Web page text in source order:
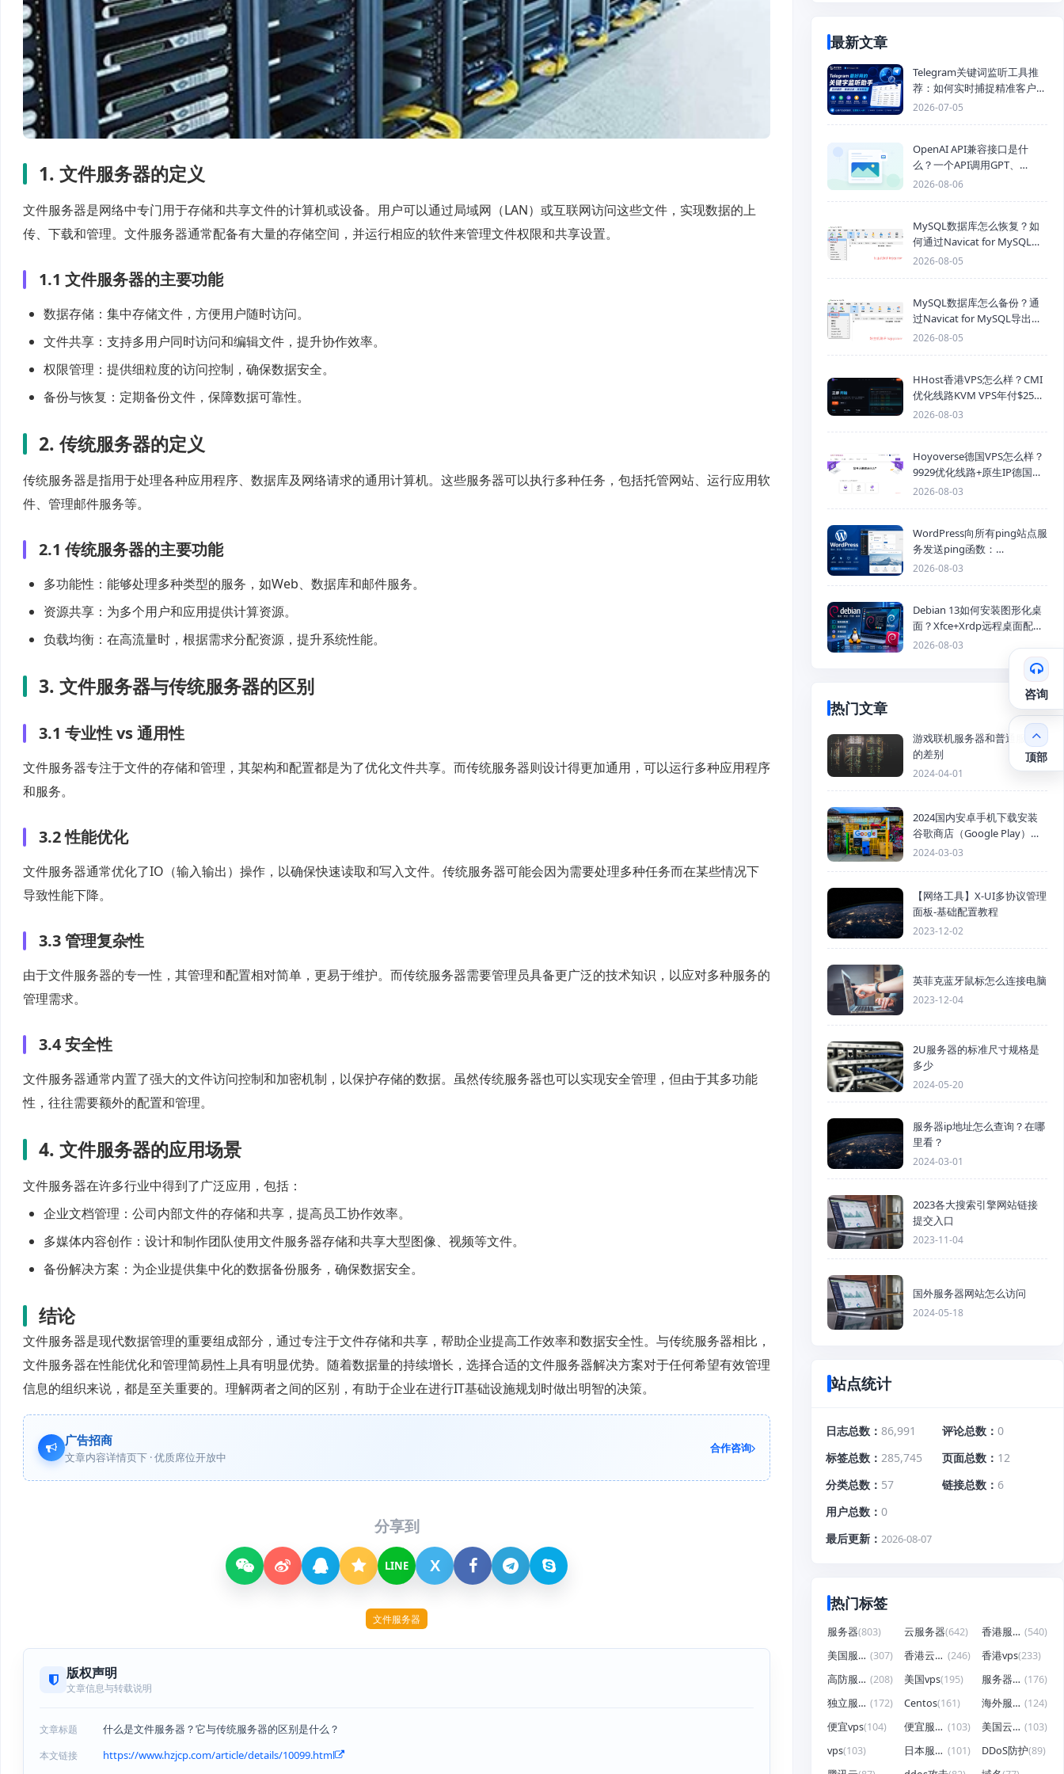
1. 文件服务器的定义
文件服务器是网络中专门用于存储和共享文件的计算机或设备。用户可以通过局域网（LAN）或互联网访问这些文件，实现数据的上
传、下载和管理。文件服务器通常配备有大量的存储空间，并运行相应的软件来管理文件权限和共享设置。
1.1 文件服务器的主要功能
数据存储：集中存储文件，方便用户随时访问。
文件共享：支持多用户同时访问和编辑文件，提升协作效率。
权限管理：提供细粒度的访问控制，确保数据安全。
备份与恢复：定期备份文件，保障数据可靠性。
2. 传统服务器的定义
传统服务器是指用于处理各种应用程序、数据库及网络请求的通用计算机。这些服务器可以执行多种任务，包括托管网站、运行应用软
件、管理邮件服务等。
2.1 传统服务器的主要功能
多功能性：能够处理多种类型的服务，如Web、数据库和邮件服务。
资源共享：为多个用户和应用提供计算资源。
负载均衡：在高流量时，根据需求分配资源，提升系统性能。
3. 文件服务器与传统服务器的区别
3.1 专业性 vs 通用性
文件服务器专注于文件的存储和管理，其架构和配置都是为了优化文件共享。而传统服务器则设计得更加通用，可以运行多种应用程序
和服务。
3.2 性能优化
文件服务器通常优化了IO（输入输出）操作，以确保快速读取和写入文件。传统服务器可能会因为需要处理多种任务而在某些情况下
导致性能下降。
3.3 管理复杂性
由于文件服务器的专一性，其管理和配置相对简单，更易于维护。而传统服务器需要管理员具备更广泛的技术知识，以应对多种服务的
管理需求。
3.4 安全性
文件服务器通常内置了强大的文件访问控制和加密机制，以保护存储的数据。虽然传统服务器也可以实现安全管理，但由于其多功能
性，往往需要额外的配置和管理。
4. 文件服务器的应用场景
文件服务器在许多行业中得到了广泛应用，包括：
企业文档管理：公司内部文件的存储和共享，提高员工协作效率。
多媒体内容创作：设计和制作团队使用文件服务器存储和共享大型图像、视频等文件。
备份解决方案：为企业提供集中化的数据备份服务，确保数据安全。
结论
文件服务器是现代数据管理的重要组成部分，通过专注于文件存储和共享，帮助企业提高工作效率和数据安全性。与传统服务器相比，
文件服务器在性能优化和管理简易性上具有明显优势。随着数据量的持续增长，选择合适的文件服务器解决方案对于任何希望有效管理
信息的组织来说，都是至关重要的。理解两者之间的区别，有助于企业在进行IT基础设施规划时做出明智的决策。
广告招商
文章内容详情页下 · 优质席位开放中
合作咨询
分享到
LINE X
文件服务器
版权声明
文章信息与转载说明
文章标题 什么是文件服务器？它与传统服务器的区别是什么？
本文链接 https://www.hzjcp.com/article/details/10099.html
最新文章
Telegram关键词监听工具推
荐：如何实时捕捉精准客户，
提高获客效率？
2026-07-05
OpenAI API兼容接口是什
么？一个API调用GPT、
Claude、Gemini、DeepSeek
2026-08-06
MySQL数据库怎么恢复？如
何通过Navicat for MySQL导
入SQL备份文件
2026-08-05
MySQL数据库怎么备份？通
过Navicat for MySQL导出
Mysql数据库为SQL格式备份
2026-08-05
HHost香港VPS怎么样？CMI
优化线路KVM VPS年付$25
起，4GB内存优惠套餐
2026-08-03
Hoyoverse德国VPS怎么样？
9929优化线路+原生IP德国
KVM VPS推荐
2026-08-03
WordPress向所有ping站点服
务发送ping函数：
generic_ping
2026-08-03
Debian 13如何安装图形化桌
面？Xfce+Xrdp远程桌面配置
教程
2026-08-03
热门文章
游戏联机服务器和普通服务器
的差别
2024-04-01
2024国内安卓手机下载安装
谷歌商店（Google Play）详
细步骤
2024-03-03
【网络工具】X-UI多协议管理
面板-基础配置教程
2023-12-02
英菲克蓝牙鼠标怎么连接电脑
2023-12-04
2U服务器的标准尺寸规格是
多少
2024-05-20
服务器ip地址怎么查询？在哪
里看？
2024-03-01
2023各大搜索引擎网站链接
提交入口
2023-11-04
国外服务器网站怎么访问
2024-05-18
站点统计
日志总数 86,991 评论总数
0
标签总数
285,745 页面总数
12
分类总数
57 链接总数
6
用户总数
0
最后更新
2026-08-07
热门标签
服务器(803) 云服务器(642) 香港服务器 (540)
美国服务器 (307) 香港云服务器 (246) 香港vps(233)
高防服务器 (208) 美国vps(195) 服务器租用 (176)
独立服务器 (172) Centos(161) 海外服务器 (124)
便宜vps(104) 便宜服务器 (103) 美国云服务器 (103)
vps(103) 日本服务器 (101) DDoS防护(89)
咨询
顶部